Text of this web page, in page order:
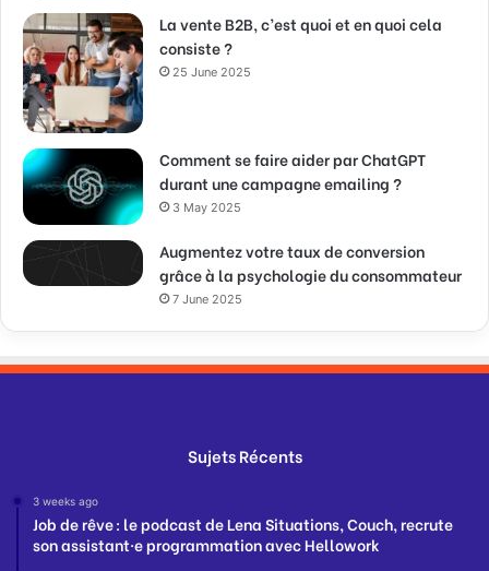
La vente B2B, c’est quoi et en quoi cela
consiste ?
25 June 2025
Comment se faire aider par ChatGPT
durant une campagne emailing ?
3 May 2025
Augmentez votre taux de conversion
grâce à la psychologie du consommateur
7 June 2025
Sujets Récents
3 weeks ago
Job de rêve : le podcast de Lena Situations, Couch, recrute
son assistant·e programmation avec Hellowork